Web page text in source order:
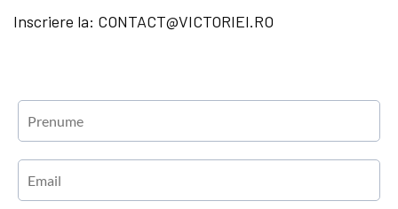
Inscriere la: CONTACT@VICTORIEI.RO